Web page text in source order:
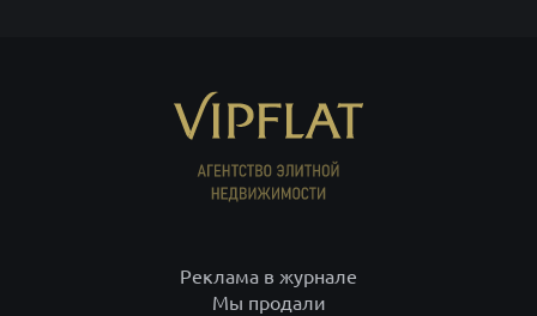
Реклама в журнале
Мы продали